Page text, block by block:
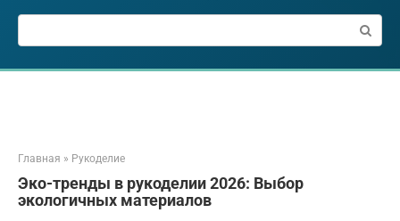
Поиск:
Главная » Рукоделие
Эко-тренды в рукоделии 2026: Выбор
экологичных материалов